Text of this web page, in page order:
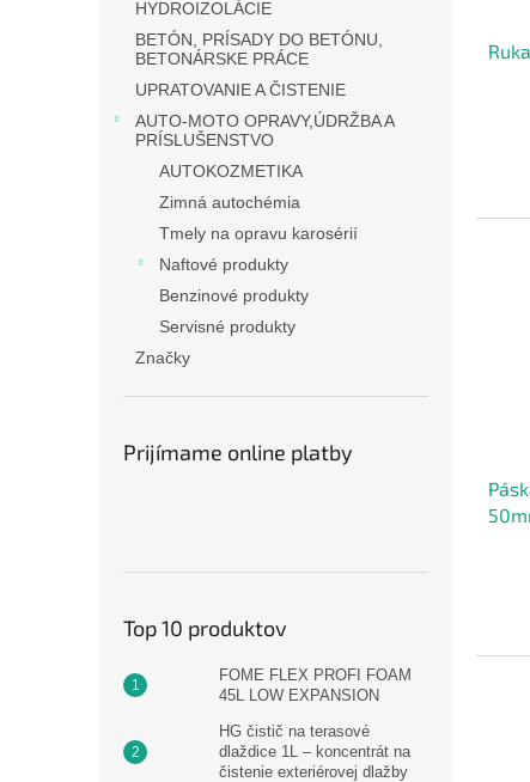
HYDROIZOLÁCIE
BETÓN, PRÍSADY DO BETÓNU,
BETONÁRSKE PRÁCE
UPRATOVANIE A ČISTENIE
AUTO-MOTO OPRAVY,ÚDRŽBA A
PRÍSLUŠENSTVO
AUTOKOZMETIKA
Zimná autochémia
Tmely na opravu karosérií
Naftové produkty
Benzinové produkty
Servisné produkty
Značky
Prijímame online platby
Top 10 produktov
FOME FLEX PROFI FOAM
45L LOW EXPANSION
HG čistič na terasové
dlaždice 1L – koncentrát na
čistenie exteriérovej dlažby
5,0